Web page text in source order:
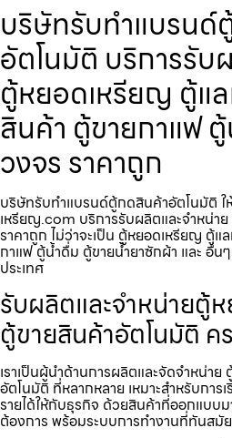
บริษัทรับทำแบรนด์
อัตโนมัติ บริการรับ
ตู้หยอดเหรียญ ตู้แ
สินค้า ตู้ขายกาแฟ
วงจร ราคาถูก
บริษัทรับทำแบรนด์ตู้กดสินค้า​อัตโนมัติ ใ
เหรียญ.com บริการรับผลิตและจำหน่า
ราคาถูก ไม่ว่าจะเป็น ตู้หยอดเหรียญ ตู้
กาแฟ ตู้น้ำดื่ม ตู้ขายน้ำยาซักผ้า และ อื่
ประเทศ
รับผลิตและจำหน่ายตู้
ตู้ขายสินค้าอัตโนมัติ ค
เราเป็นผู้นำด้านการผลิตและจัดจำหน่า
อัตโนมัติ ที่หลากหลาย เหมาะสำหรับการ
รายได้ให้กับธุรกิจ ด้วยสินค้าที่ออกแบบ
ต้องการ พร้อมระบบการทำงานที่ทันสมัย